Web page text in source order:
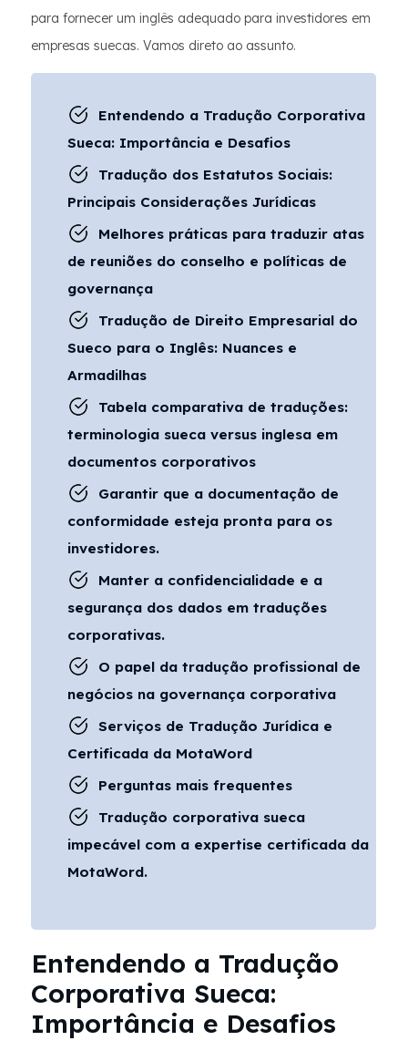
para fornecer um inglês adequado para investidores em
empresas suecas. Vamos direto ao assunto.
Entendendo a Tradução Corporativa
Sueca: Importância e Desafios
Tradução dos Estatutos Sociais:
Principais Considerações Jurídicas
Melhores práticas para traduzir atas
de reuniões do conselho e políticas de
governança
Tradução de Direito Empresarial do
Sueco para o Inglês: Nuances e
Armadilhas
Tabela comparativa de traduções:
terminologia sueca versus inglesa em
documentos corporativos
Garantir que a documentação de
conformidade esteja pronta para os
investidores.
Manter a confidencialidade e a
segurança dos dados em traduções
corporativas.
O papel da tradução profissional de
negócios na governança corporativa
Serviços de Tradução Jurídica e
Certificada da MotaWord
Perguntas mais frequentes
Tradução corporativa sueca
impecável com a expertise certificada da
MotaWord.
Entendendo a Tradução
Corporativa Sueca:
Importância e Desafios